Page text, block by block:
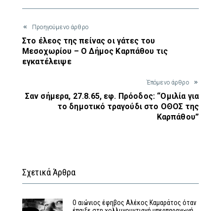
Προηγούμενο άρθρο
Στο έλεος της πείνας οι γάτες του
Μεσοχωρίου – Ο Δήμος Καρπάθου τις
εγκατέλειψε
Έπόμενο άρθρο
Σαν σήμερα, 27.8.65, εφ. Πρόοδος: “Ομιλία για
το δημοτικό τραγούδι στο ΟΘΟΣ της
Καρπάθου”
Σχετικά Άρθρα
Ο αιώνιος έφηβος Αλέκος Καμαράτος όταν